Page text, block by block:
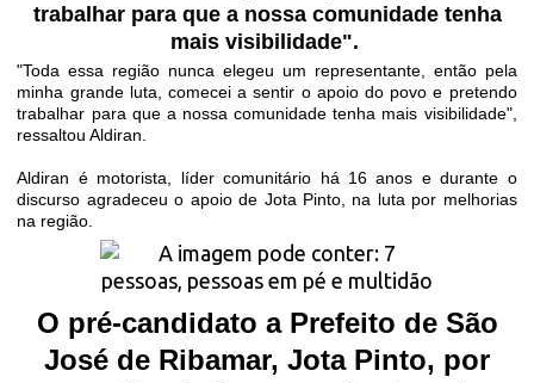
trabalhar para que a nossa comunidade tenha
mais visibilidade".
"Toda essa região nunca elegeu um representante, então pela
minha grande luta, comecei a sentir o apoio do povo e pretendo
trabalhar para que a nossa comunidade tenha mais visibilidade",
ressaltou Aldiran.
Aldiran é motorista, líder comunitário há 16 anos e durante o
discurso agradeceu o apoio de Jota Pinto, na luta por melhorias
na região.
O pré-candidato a Prefeito de São
José de Ribamar, Jota Pinto, por